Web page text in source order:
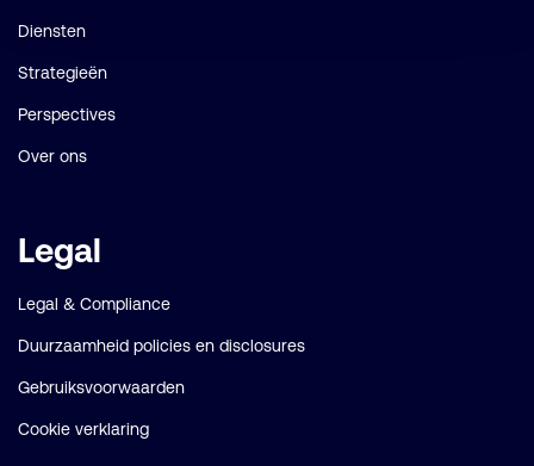
Diensten
Strategieën
Perspectives
Over ons
Legal
Legal & Compliance
Duurzaamheid policies en disclosures
Gebruiksvoorwaarden
Cookie verklaring